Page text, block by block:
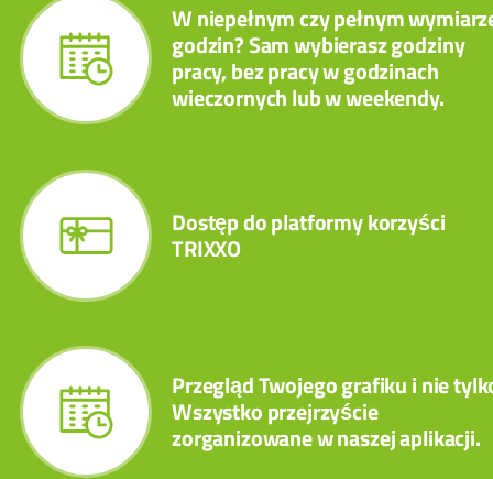
W niepełnym czy pełnym
godzin? Sam wybierasz godziny
pracy, bez pracy w godzinach
wieczornych lub w weekendy.
Dostęp do platformy korzyści
TRIXXO
Przegląd Twojego grafiku i nie
Wszystko przejrzyście
zorganizowane w naszej aplikacji.